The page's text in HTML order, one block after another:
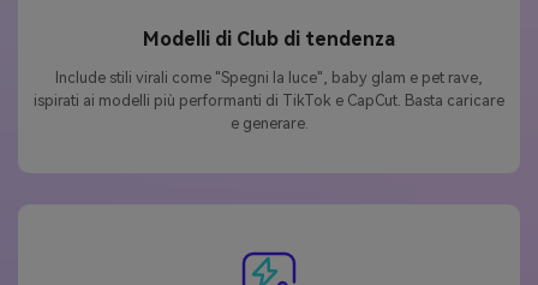
Modelli di Club di tendenza
Include stili virali come "Spegni la luce", baby glam e pet rave,
ispirati ai modelli più performanti di TikTok e CapCut. Basta caricare
e generare.